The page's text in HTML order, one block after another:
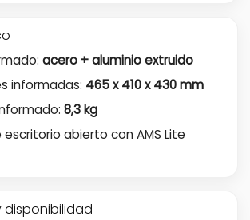
acero + aluminio extruido
informadas: 465 x 410 x 430 mm
8,3 kg
abierto con AMS Lite
disponibilidad